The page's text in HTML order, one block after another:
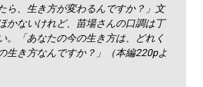
ら、生き方が変わるんですか？」文
かないけれど、苗場さんの口調は丁
。「あなたの今の生き方は、どれく
生き方なんですか？」（本編220pよ